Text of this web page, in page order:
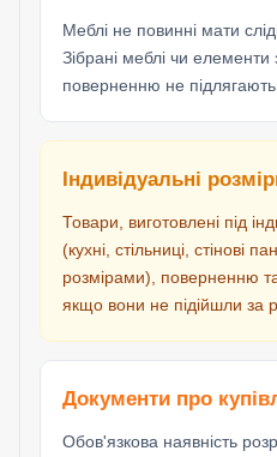
Меблі не повинні мати
Зібрані меблі чи елементи
поверненню не підлягають.
Індивідуальні
Товари, виготовлені під
(кухні, стільниці, стінові
розмірами), поверненню
якщо вони не підійшли за
Документи про
Обов'язкова наявність